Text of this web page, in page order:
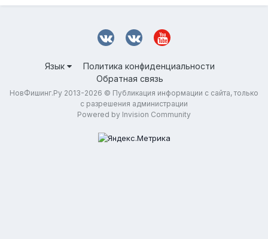
Язык
Политика конфиденциальности
Обратная связь
НовФишинг.Ру 2013-2026 © Публикация информации с сайта, только
с разрешения администрации
Powered by Invision Community